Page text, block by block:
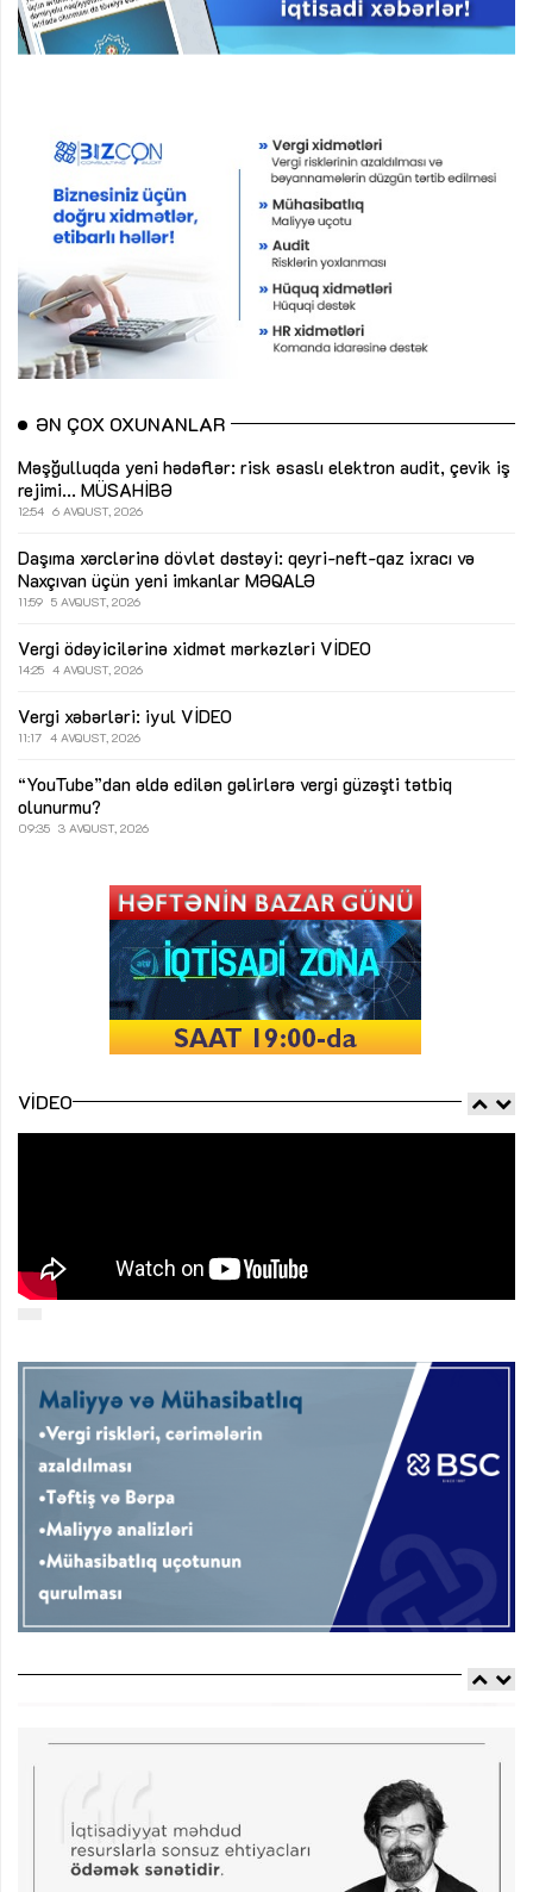
ƏN ÇOX OXUNANLAR
Məşğulluqda yeni hədəflər: risk əsaslı elektron audit, çevik iş
rejimi... MÜSAHİBƏ
12:54 6 AVQUST, 2026
Daşıma xərclərinə dövlət dəstəyi: qeyri-neft-qaz ixracı və
Naxçıvan üçün yeni imkanlar MƏQALƏ
11:59 5 AVQUST, 2026
Vergi ödəyicilərinə xidmət mərkəzləri VİDEO
14:25 4 AVQUST, 2026
Vergi xəbərləri: iyul VİDEO
11:17 4 AVQUST, 2026
“YouTube”dan əldə edilən gəlirlərə vergi güzəşti tətbiq
olunurmu?
09:35 3 AVQUST, 2026
VIDEO